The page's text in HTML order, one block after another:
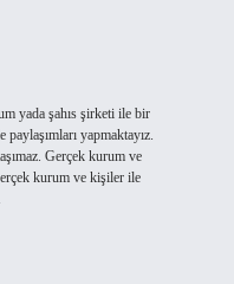
yada şahıs şirketi ile bir
yapmaktayız.
Gerçek kurum ve
kurum ve kişiler ile